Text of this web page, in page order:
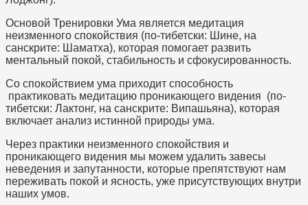
Основой Тренировки Ума является медитация
неизменного спокойствия (по-тибетски: Шине, на
санскрите: Шаматха), которая помогает развить
ментальный покой, стабильность и сфокусированность.
Со спокойствием ума приходит способность
практиковать медитацию проникающего видения (по-
тибетски: Лактонг, на санскрите: Випашьяна), которая
включает анализ истинной природы ума.
Через практики неизменного спокойствия и
проникающего видения мы можем удалить завесы
неведения и запутанности, которые препятствуют нам
переживать покой и ясность, уже присутствующих внутри
наших умов.